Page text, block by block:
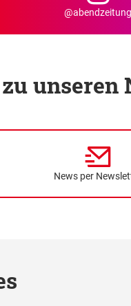
@abendzeitung
unseren
News per